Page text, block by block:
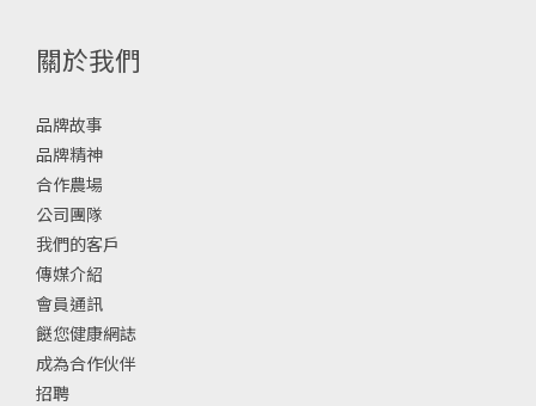
關於我們
品牌故事
品牌精神
合作農場
公司團隊
我們的客戶
傳媒介紹
會員通訊
餸您健康網誌
成為合作伙伴
招聘